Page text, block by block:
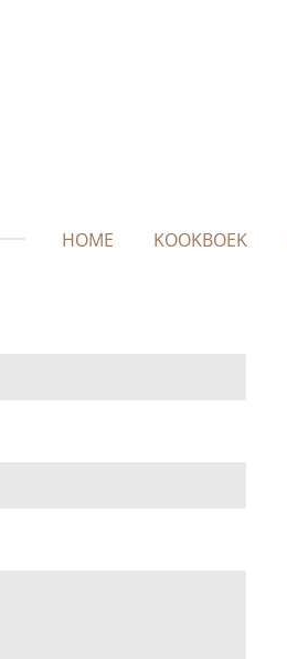
HOME KOOKBOEK